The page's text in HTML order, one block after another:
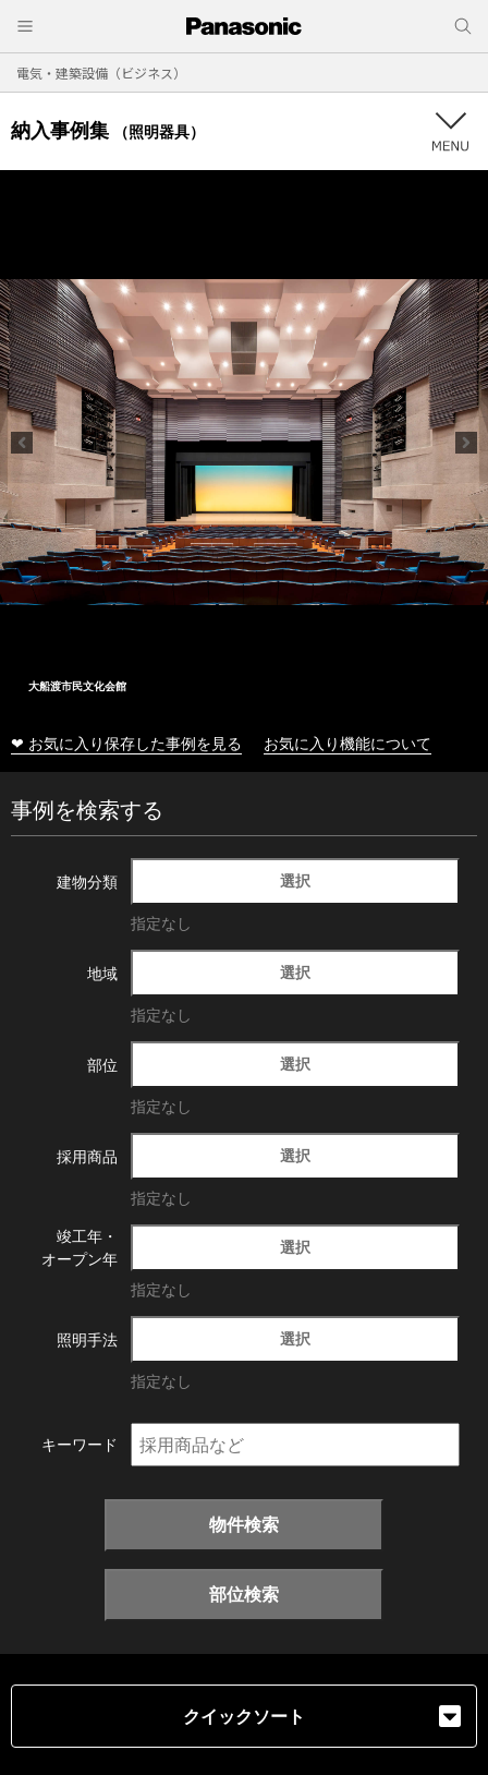
電気・建築設備（ビジネス）
納入事例集 （照明器具）
大船渡市民文化会館
❤ お気に入り保存した事例を見る お気に入り機能について
事例を検索する
建物分類 選択
指定なし
地域 選択
指定なし
部位 選択
指定なし
採用商品 選択
指定なし
竣工年・
オープン年
選択
指定なし
照明手法 選択
指定なし
キーワード
物件検索
部位検索
クイックソート